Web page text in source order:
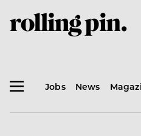
Jobs News